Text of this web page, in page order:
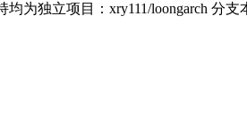
为独立项目：xry111/loongarch 分支